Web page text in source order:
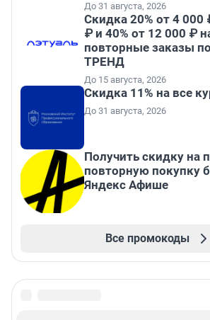
До 31 августа, 2026
Скидка 20% от 4 000
₽ и 40% от 12 000 ₽
повторные заказы
ТРЕНД
До 15 августа, 2026
Скидка 11% на все
До 31 августа, 2026
Получить скидку на
повторную покупку
Яндекс Афише
Все промокоды